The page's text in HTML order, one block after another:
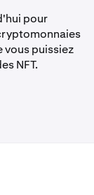
pour
vous puissiez
NFT.